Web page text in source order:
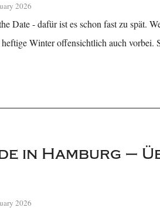
2026
Date - dafür ist es schon fast zu spät.
Winter offensichtlich auch vorbei.
in Hamburg –
2026